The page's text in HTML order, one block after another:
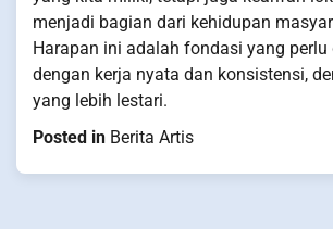
menjadi bagian dari kehidupan
Harapan ini adalah fondasi yang perlu
dengan kerja nyata dan konsistensi,
yang lebih lestari.
Posted in Berita Artis